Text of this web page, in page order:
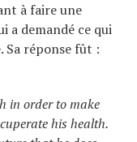
à faire une
a demandé ce qui
Sa réponse fût :
in order to make
his health.